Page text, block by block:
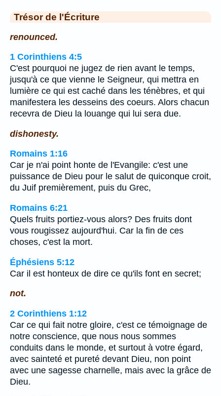
Trésor de l'Écriture
renounced.
1 Corinthiens 4:5
C'est pourquoi ne jugez de rien avant le temps,
jusqu'à ce que vienne le Seigneur, qui mettra en
lumière ce qui est caché dans les ténèbres, et qui
manifestera les desseins des coeurs. Alors chacun
recevra de Dieu la louange qui lui sera due.
dishonesty.
Romains 1:16
Car je n'ai point honte de l'Evangile: c'est une
puissance de Dieu pour le salut de quiconque croit,
du Juif premièrement, puis du Grec,
Romains 6:21
Quels fruits portiez-vous alors? Des fruits dont
vous rougissez aujourd'hui. Car la fin de ces
choses, c'est la mort.
Éphésiens 5:12
Car il est honteux de dire ce qu'ils font en secret;
not.
2 Corinthiens 1:12
Car ce qui fait notre gloire, c'est ce témoignage de
notre conscience, que nous nous sommes
conduits dans le monde, et surtout à votre égard,
avec sainteté et pureté devant Dieu, non point
avec une sagesse charnelle, mais avec la grâce de
Dieu.